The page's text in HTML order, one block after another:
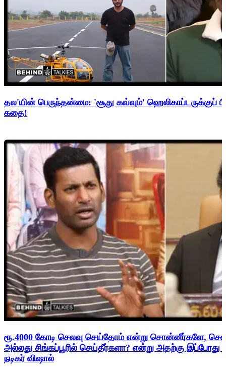
தல'யின் பெருந்தன்மை: 'சூது கவ்வும்' ஹெலிகாப்டருக்குப்
கதை!
ரூ.4000 கோடி செலவு செய்தோம் என்று சொன்னீர்களே,
அல்லது சிங்கப்பூரில் செய்தீர்களா? என்று அதற்கு
நடிகர் விஷால்